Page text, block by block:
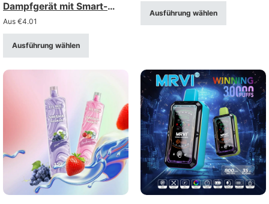
Dampfgerät mit Smart-
Display & Mesh-Spule
Aus €4.01
Ausführung wählen
Ausführung wählen